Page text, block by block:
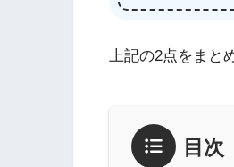
上記の2点をまと
目次